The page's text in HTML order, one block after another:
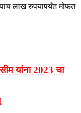
लाख रुपयापर्यंत मोफत
यांना 2023 चा